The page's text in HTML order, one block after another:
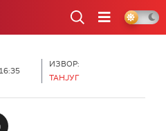
ИЗВОР:
ТАНЈУГ